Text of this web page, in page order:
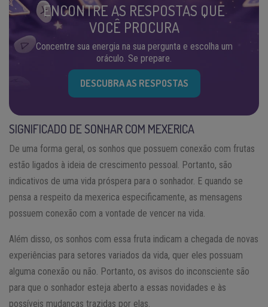
ENCONTRE AS RESPOSTAS QUE
VOCÊ PROCURA
Concentre sua energia na sua pergunta e escolha um
oráculo. Se prepare.
DESCUBRA AS RESPOSTAS
SIGNIFICADO DE SONHAR COM MEXERICA
De uma forma geral, os sonhos que possuem conexão com frutas
estão ligados à ideia de crescimento pessoal. Portanto, são
indicativos de uma vida próspera para o sonhador. E quando se
pensa a respeito da mexerica especificamente, as mensagens
possuem conexão com a vontade de vencer na vida.
Além disso, os sonhos com essa fruta indicam a chegada de novas
experiências para setores variados da vida, quer eles possuam
alguma conexão ou não. Portanto, os avisos do inconsciente são
para que o sonhador esteja aberto a essas novidades e às
possíveis mudanças trazidas por elas.